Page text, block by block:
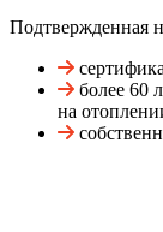
Подтвержденная
более 60
на